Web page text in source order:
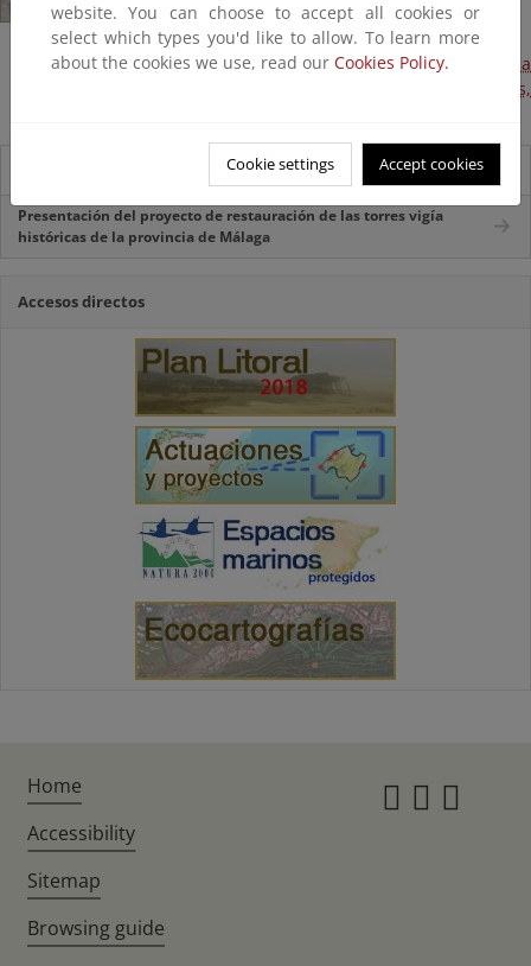
Restauración de las torres vigía históricas de la provincia
de Málaga, Fase 1 (Términos municipales de Casares,
Presentación del proyecto de restauración de las torres vigía
históricas de la provincia de Málaga
Accesos directos
website. You can choose to accept all cookies or
select which types you'd like to allow. To learn more
about the cookies we use, read our Cookies Policy.
Cookie settings Accept cookies
Home
Accessibility
Sitemap
Browsing guide